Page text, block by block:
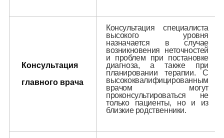
Консультация
главного врача
Консультация специалиста
высокого уровня
назначается в случае
возникновения неточностей
и проблем при постановке
диагноза, а также при
планировании терапии. С
высококвалифицированным
врачом могут
проконсультироваться не
только пациенты, но и из
близкие родственники.